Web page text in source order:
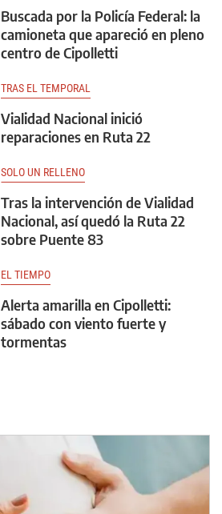
Buscada por la Policía Federal: la
camioneta que apareció en pleno
centro de Cipolletti
TRAS EL TEMPORAL
Vialidad Nacional inició
reparaciones en Ruta 22
SOLO UN RELLENO
Tras la intervención de Vialidad
Nacional, así quedó la Ruta 22
sobre Puente 83
EL TIEMPO
Alerta amarilla en Cipolletti:
sábado con viento fuerte y
tormentas